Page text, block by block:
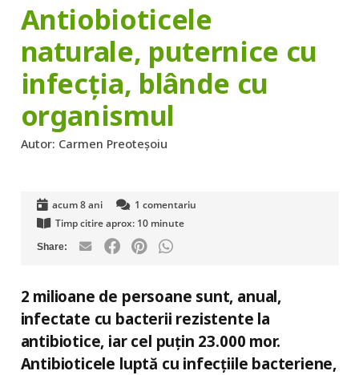
Antiobioticele
naturale, puternice cu
infecția, blânde cu
organismul
Autor: Carmen Preoteșoiu
acum 8 ani 1 comentariu
Timp citire aprox: 10 minute
2 milioane de persoane sunt, anual,
infectate cu bacterii rezistente la
antibiotice, iar cel puțin 23.000 mor.
Antibioticele luptă cu infecțiile bacteriene,